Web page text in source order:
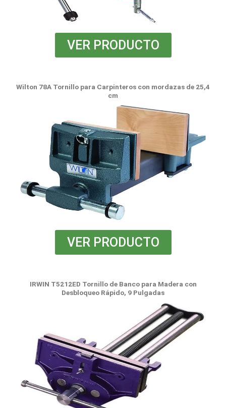
VER PRODUCTO
Wilton 78A Tornillo para Carpinteros con mordazas de 25,4
cm
VER PRODUCTO
IRWIN T5212ED Tornillo de Banco para Madera con
Desbloqueo Rápido, 9 Pulgadas